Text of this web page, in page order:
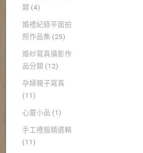
類 (4)
婚禮紀錄平面拍
照作品集 (25)
婚紗寫真攝影作
品分類 (12)
孕婦親子寫真
(11)
心靈小品 (1)
手工禮服精選輯
(11)